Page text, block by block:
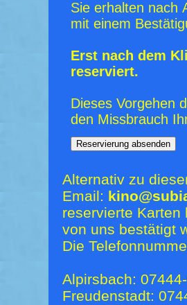
Sie erhalten nach
mit einem
Erst nach dem
reserviert.
Dieses Vorgehen
den Missbrauch
Alternativ zu
Email:
reservierte Karten
von uns bestätigt
Die
Alpirsbach:
Freudenstadt: